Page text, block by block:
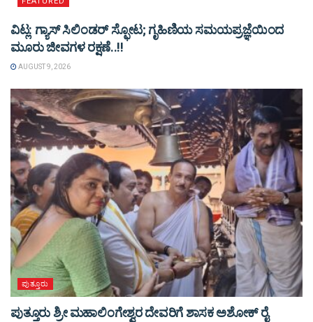
ವಿಟ್ಲ: ಗ್ಯಾಸ್ ಸಿಲಿಂಡರ್ ಸ್ಫೋಟ; ಗೃಹಿಣಿಯ ಸಮಯಪ್ರಜ್ಞೆಯಿಂದ
ಮೂರು ಜೀವಗಳ ರಕ್ಷಣೆ..!!
AUGUST 9, 2026
ಪುತ್ತೂರು
ಪುತ್ತೂರು ಶ್ರೀ ಮಹಾಲಿಂಗೇಶ್ವರ ದೇವರಿಗೆ ಶಾಸಕ ಅಶೋಕ್ ರೈ